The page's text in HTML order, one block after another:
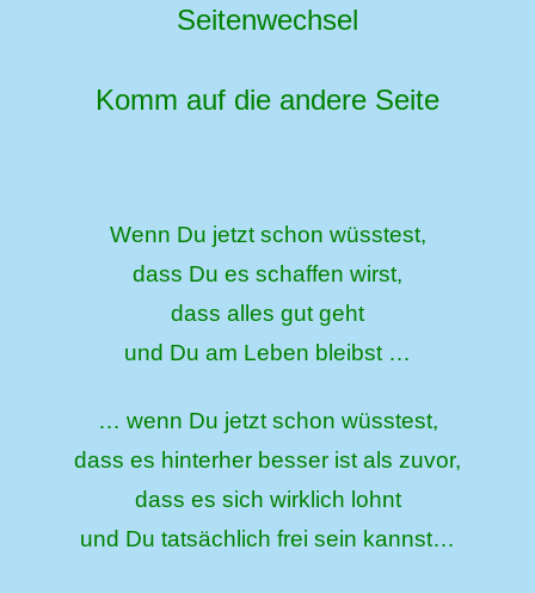
Seitenwechsel
Komm auf die andere Seite
Wenn Du jetzt schon wüsstest,
dass Du es schaffen wirst,
dass alles gut geht
und Du am Leben bleibst …
… wenn Du jetzt schon wüsstest,
dass es hinterher besser ist als zuvor,
dass es sich wirklich lohnt
und Du tatsächlich frei sein kannst…